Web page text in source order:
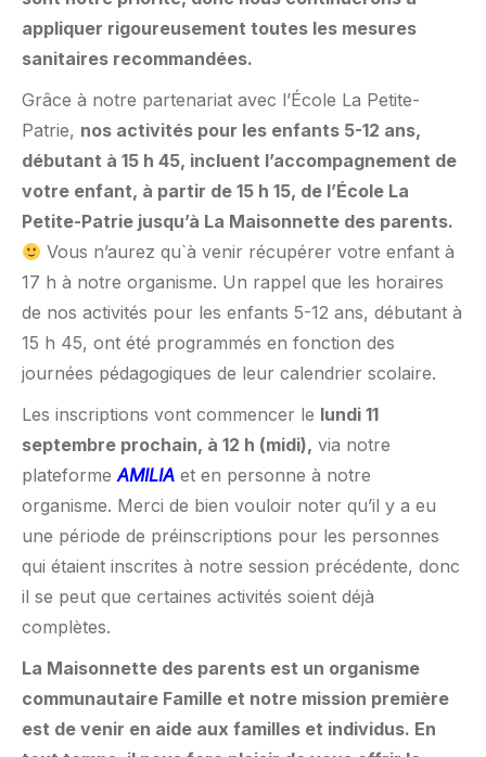
appliquer rigoureusement toutes les mesures
sanitaires recommandées.
Grâce à notre partenariat avec l’École La Petite-
Patrie, nos activités pour les enfants 5-12 ans,
débutant à 15 h 45, incluent l’accompagnement de
votre enfant, à partir de 15 h 15, de l’École La
Petite-Patrie jusqu’à La Maisonnette des parents.
Vous n’aurez qu`à venir récupérer votre enfant à
17 h à notre organisme. Un rappel que les horaires
de nos activités pour les enfants 5-12 ans, débutant à
15 h 45, ont été programmés en fonction des
journées pédagogiques de leur calendrier scolaire.
Les inscriptions vont commencer le lundi 11
septembre prochain, à 12 h (midi), via notre
plateformeAMILIA et en personne à notre
organisme. Merci de bien vouloir noter qu’il y a eu
une période de préinscriptions pour les personnes
qui étaient inscrites à notre session précédente, donc
il se peut que certaines activités soient déjà
complètes.
La Maisonnette des parents est un organisme
communautaire Famille et notre mission première
est de venir en aide aux familles et individus. En